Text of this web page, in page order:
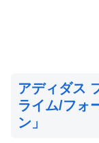
アディダス
ライム/フォ
ン」